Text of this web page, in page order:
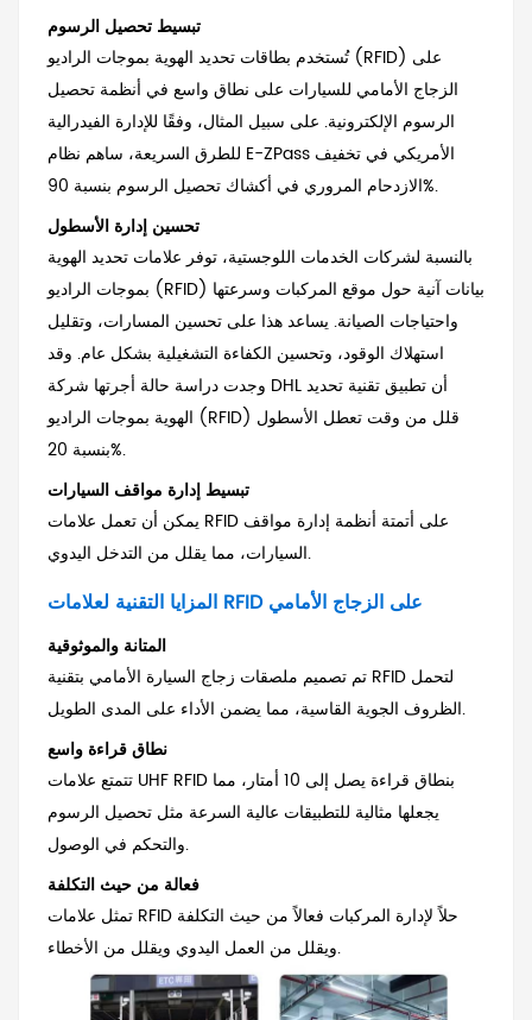
تبسيط تحصيل الرسوم
تُستخدم بطاقات تحديد الهوية بموجات الراديو (RFID) على
الزجاج الأمامي للسيارات على نطاق واسع في أنظمة تحصيل
الرسوم الإلكترونية. على سبيل المثال، وفقًا للإدارة الفيدرالية
للطرق السريعة، ساهم نظام E-ZPass الأمريكي في تخفيف
الازدحام المروري في أكشاك تحصيل الرسوم بنسبة 90%.
تحسين إدارة الأسطول
بالنسبة لشركات الخدمات اللوجستية، توفر علامات تحديد الهوية
بموجات الراديو (RFID) بيانات آنية حول موقع المركبات وسرعتها
واحتياجات الصيانة. يساعد هذا على تحسين المسارات، وتقليل
استهلاك الوقود، وتحسين الكفاءة التشغيلية بشكل عام. وقد
وجدت دراسة حالة أجرتها شركة DHL أن تطبيق تقنية تحديد
الهوية بموجات الراديو (RFID) قلل من وقت تعطل الأسطول
بنسبة 20%.
تبسيط إدارة مواقف السيارات
يمكن أن تعمل علامات RFID على أتمتة أنظمة إدارة مواقف
السيارات، مما يقلل من التدخل اليدوي.
المزايا التقنية لعلامات RFID على الزجاج الأمامي
المتانة والموثوقية
تم تصميم ملصقات زجاج السيارة الأمامي بتقنية RFID لتحمل
الظروف الجوية القاسية، مما يضمن الأداء على المدى الطويل.
نطاق قراءة واسع
تتمتع علامات UHF RFID بنطاق قراءة يصل إلى 10 أمتار، مما
يجعلها مثالية للتطبيقات عالية السرعة مثل تحصيل الرسوم
والتحكم في الوصول.
فعالة من حيث التكلفة
تمثل علامات RFID حلاً لإدارة المركبات فعالاً من حيث التكلفة
ويقلل من العمل اليدوي ويقلل من الأخطاء.